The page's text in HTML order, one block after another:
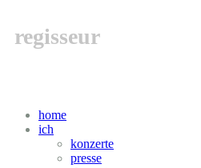
regisseur
home
ich
konzerte
presse